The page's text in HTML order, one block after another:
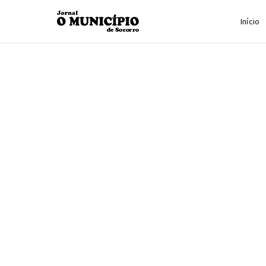
Início